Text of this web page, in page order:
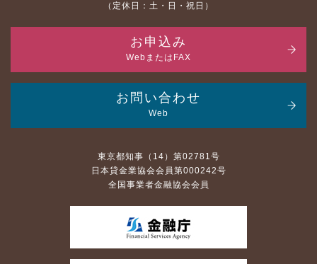
（定休日：土・日・祝日）
お申込み
WebまたはFAX
お問い合わせ
Web
東京都知事（14）第02781号
日本貸金業協会会員第000242号
全国事業者金融協会会員